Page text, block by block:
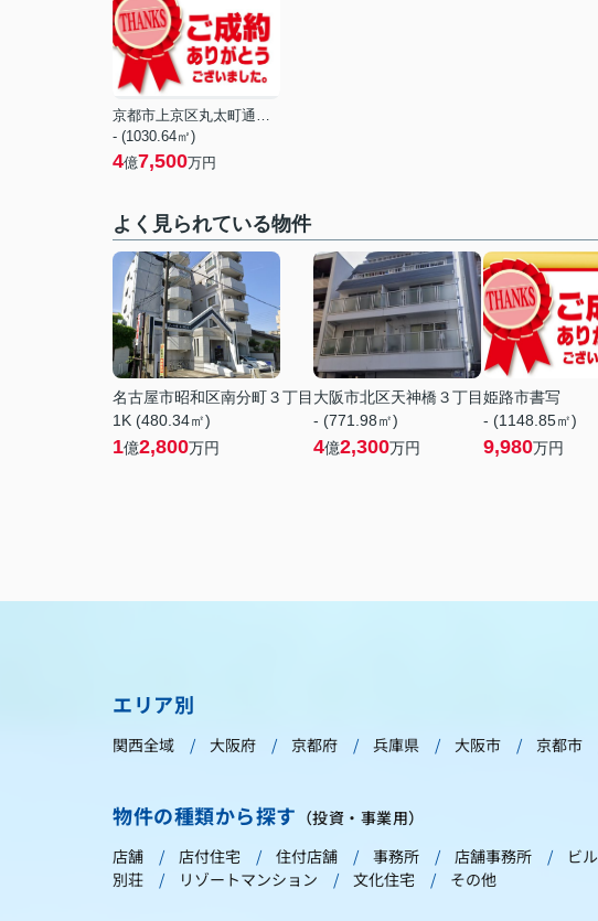
京都市上京区丸太町通大宮西入一町目
- (1030.64㎡)
4億7,500万円
よく見られている物件
名古屋市昭和区南分町３丁目
1K (480.34㎡)
1億2,800万円
大阪市北区天神橋３丁目
- (771.98㎡)
4億2,300万円
姫路市書写
- (1148.85㎡)
9,980万円
エリア別
関西全域 大阪府 京都府 兵庫県 大阪市 京都市
物件の種類から探す （投資・事業用）
店舗
店付住宅 住付店舗 事務所 店舗事務所 ビル
別荘
リゾートマンション 文化住宅 その他